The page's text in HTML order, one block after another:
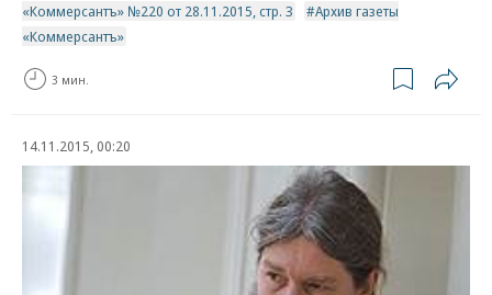
«Коммерсантъ» №220 от 28.11.2015, стр. 3
Архив газеты
«Коммерсантъ»
3 мин.
14.11.2015, 00:20